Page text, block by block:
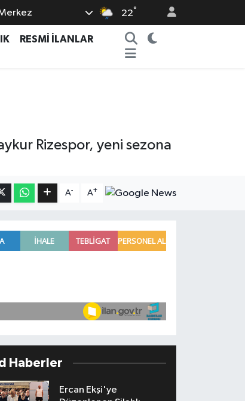
22°
RESMİ İLANLAR
Rizespor, yeni sezona
A- A+
Haberler
Ercan Ekşi'ye